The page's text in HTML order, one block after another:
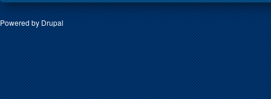
Powered by Drupal